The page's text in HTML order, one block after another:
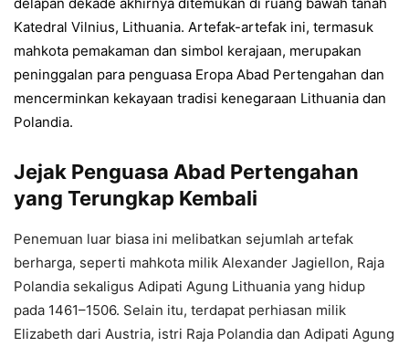
Katedral Vilnius, Lithuania. Artefak-artefak ini, termasuk
mahkota pemakaman dan simbol kerajaan, merupakan
peninggalan para penguasa Eropa Abad Pertengahan dan
mencerminkan kekayaan tradisi kenegaraan Lithuania dan
Polandia.
Jejak Penguasa Abad Pertengahan
yang Terungkap Kembali
Penemuan luar biasa ini melibatkan sejumlah artefak
berharga, seperti mahkota milik Alexander Jagiellon, Raja
Polandia sekaligus Adipati Agung Lithuania yang hidup
pada 1461–1506. Selain itu, terdapat perhiasan milik
Elizabeth dari Austria, istri Raja Polandia dan Adipati Agung